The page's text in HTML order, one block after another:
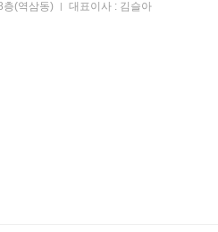
층(역삼동)
대표이사 : 김슬아